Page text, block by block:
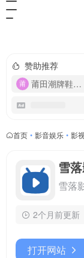
赞助推荐
莆田潮牌鞋服-货源
首页 • 影音娱乐 • 影
雪
雪落
2个月前更新
打开网站